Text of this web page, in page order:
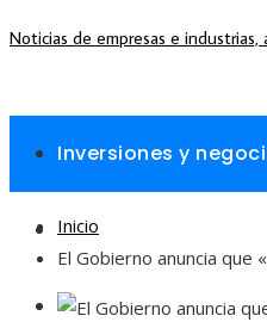
Noticias de empresas e industrias,
Inversiones y
Responsabilidad
Cultura y ocio
Inicio
El Gobierno anuncia